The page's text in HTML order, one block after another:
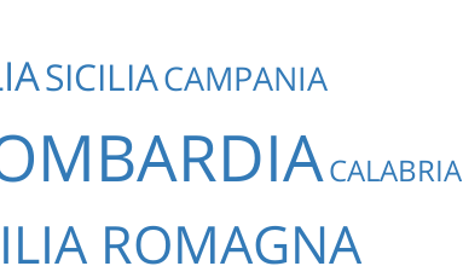
SICILIACAMPANIA
CALABRIA
ROMAGNA